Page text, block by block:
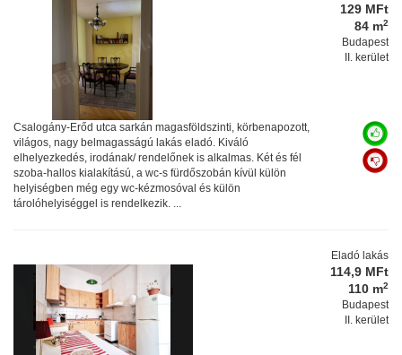
129 MFt
84 m2
Budapest
II. kerület
Csalogány-Erőd utca sarkán magasföldszinti, körbenapozott,
világos, nagy belmagasságú lakás eladó. Kiváló
elhelyezkedés, irodának/ rendelőnek is alkalmas. Két és fél
szoba-hallos kialakítású, a wc-s fürdőszobán kívül külön
helyiségben még egy wc-kézmosóval és külön
tárolóhelyiséggel is rendelkezik. ...
Eladó lakás
114,9 MFt
110 m2
Budapest
II. kerület